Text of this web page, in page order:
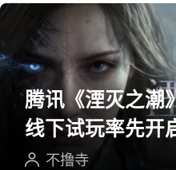
腾讯《湮灭之潮
线下试玩率先开
不撸寺